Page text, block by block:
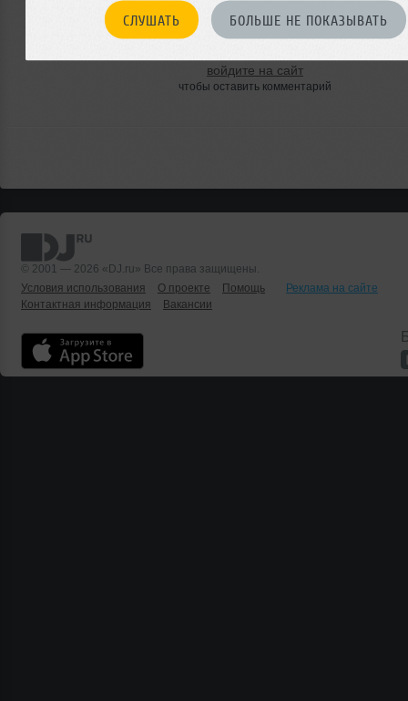
СЛУШАТЬ БОЛЬШЕ НЕ ПОКАЗЫВАТЬ
ЗАРЕГИСТРИРУЙТЕСЬ
войдите на сайт
чтобы оставить комментарий
© 2001 — 2026 «DJ.ru» Все права защищены.
Условия использования
О проекте Помощь
Реклама на сайте
Контактная информация
Вакансии